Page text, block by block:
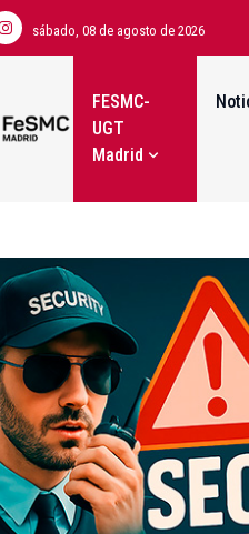
sábado, 08 de agosto de 2026
FESMC-
UGT
Madrid